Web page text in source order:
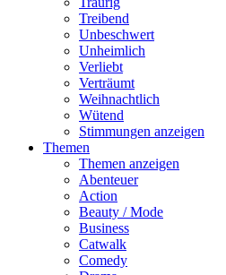
Treibend
Unbeschwert
Unheimlich
Verliebt
Verträumt
Weihnachtlich
Wütend
Stimmungen anzeigen
Themen
Themen anzeigen
Abenteuer
Action
Beauty / Mode
Business
Catwalk
Comedy